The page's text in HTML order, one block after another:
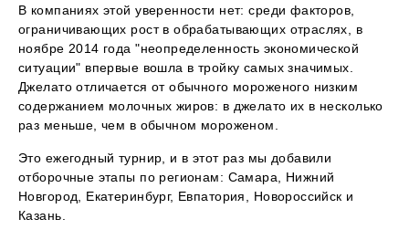
В компаниях этой уверенности нет: среди факторов,
ограничивающих рост в обрабатывающих отраслях, в
ноябре 2014 года "неопределенность экономической
ситуации" впервые вошла в тройку самых значимых.
Джелато отличается от обычного мороженого низким
содержанием молочных жиров: в джелато их в несколько
раз меньше, чем в обычном мороженом.
Это ежегодный турнир, и в этот раз мы добавили
отборочные этапы по регионам: Самара, Нижний
Новгород, Екатеринбург, Евпатория, Новороссийск и
Казань.